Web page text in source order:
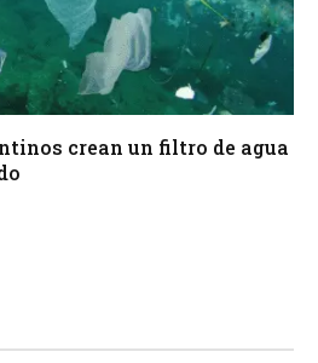
crean un filtro de agua